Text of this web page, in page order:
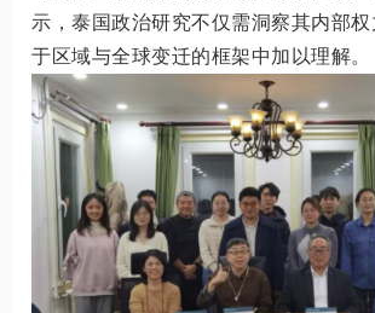
示，泰国政治研究不仅需洞察其内部
于区域与全球变迁的框架中加以理解。